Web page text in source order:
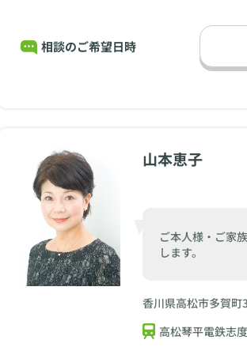
相談のご希望日時
山本恵子
ご本人様・ご家
します。
香川県高松市多賀町
高松琴平電鉄志